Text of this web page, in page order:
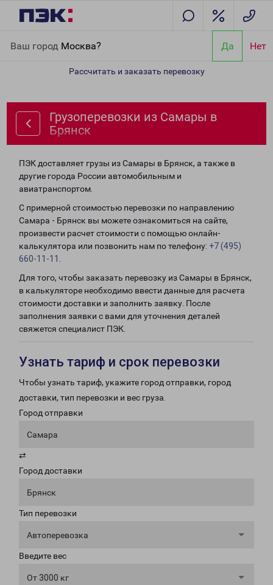
Ваш город Москва? Да Нет
Рассчитать и заказать перевозку
Грузоперевозки из Самары в
Брянск
ПЭК доставляет грузы из Самары в Брянск, а также в
другие города России автомобильным и
авиатранспортом.
С примерной стоимостью перевозки по направлению
Самара - Брянск вы можете ознакомиться на сайте,
произвести расчет стоимости с помощью онлайн-
калькулятора или позвонить нам по телефону: +7 (495)
660-11-11
Для того, чтобы заказать перевозку из Самары в Брянск,
в калькуляторе необходимо ввести данные для расчета
стоимости доставки и заполнить заявку. После
заполнения заявки с вами для уточнения деталей
свяжется специалист ПЭК.
Узнать тариф и срок перевозки
Чтобы узнать тариф, укажите город отправки, город
доставки, тип перевозки и вес груза.
Город отправки
Самара
⇄
Город доставки
Брянск
Тип перевозки
Автоперевозка
Введите вес
От 3000 кг